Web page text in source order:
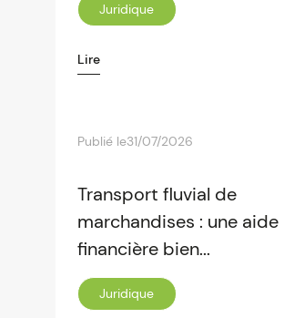
Juridique
Lire
Publié le31/07/2026
Transport fluvial de
marchandises : une aide
financière bien...
Juridique